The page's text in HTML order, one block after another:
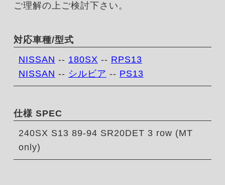
ご理解の上ご検討下さい。
対応車種/型式
NISSAN -- 180SX -- RPS13
NISSAN -- シルビア -- PS13
仕様 SPEC
240SX S13 89-94 SR20DET 3 row (MT
only)